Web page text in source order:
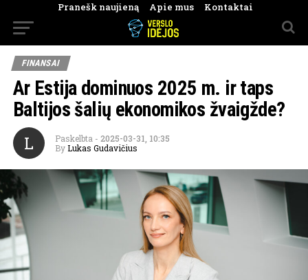
Pranešk naujieną Apie mus Kontaktai
FINANSAI
Ar Estija dominuos 2025 m. ir taps
Baltijos šalių ekonomikos žvaigžde?
L Paskelbta - 2025-03-31, 10:35
By Lukas Gudavičius